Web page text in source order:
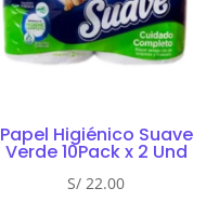
Papel Higiénico Suave
Verde 10Pack x 2 Und
S/ 22.00